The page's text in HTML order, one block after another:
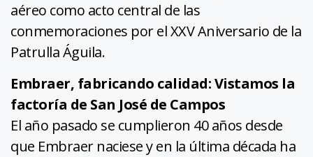
aéreo como acto central de las
conmemoraciones por el XXV Aniversario de la
Patrulla Águila.
Embraer, fabricando calidad: Vistamos la
factoría de San José de Campos
El año pasado se cumplieron 40 años desde
que Embraer naciese y en la última década ha